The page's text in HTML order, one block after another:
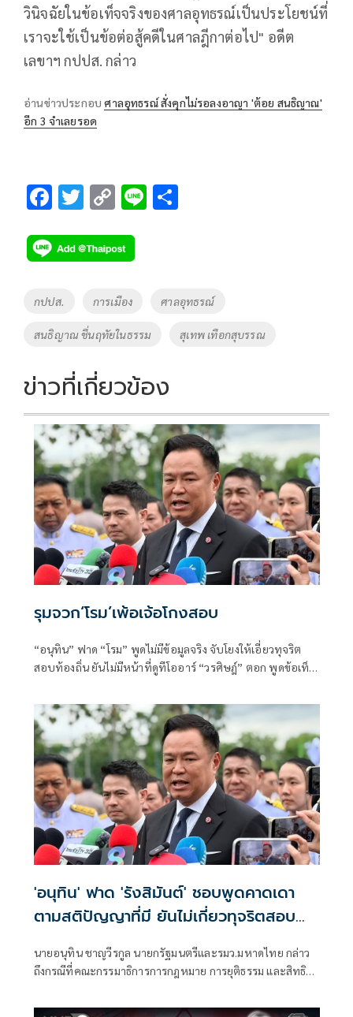
วินิจฉัยในข้อเท็จจริงของศาลอุทธรณ์เป็นประโยชน์ที่
เราจะใช้เป็นข้อต่อสู้คดีในศาลฎีกาต่อไป" อดีต
เลขาฯ กปปส. กล่าว
อ่านข่าวประกอบศาลอุทธรณ์ สั่งคุกไม่รอลงอาญา 'ต้อย สนธิญาณ'
อีก 3 จำเลยรอด
F
e
b
o
o
k
T
tt
er
C
p
y
Li
n
k
Li
Tags
กปปส. การเมือง ศาลอุทธรณ์
สนธิญาณ ชื่นฤทัยในธรรม สุเทพ เทือกสุบรรณ
ข่าวที่เกี่ยวข้อง
รุมจวก‘โรม’เพ้อเจ้อโกงสอบ
“อนุทิน” ฟาด “โรม” พูดไม่มีข้อมูลจริง จับโยงให้เอี่ยวทุจริต
สอบท้องถิ่น ยันไม่มีหน้าที่ดูทีโออาร์ “วรศิษฎ์” ตอก พูดข้อเท็จ
'อนุทิน' ฟาด 'รังสิมันต์' ชอบพูดคาดเดา
ตามสติปัญญาที่มี ยันไม่เกี่ยวทุจริตสอบ
นายอนุทิน ชาญวีรกูล นายกรัฐมนตรีและรมว.มหาดไทย กล่าว
ถึงกรณีที่คณะกรรมาธิการการกฎหมาย การยุติธรรม และสิทธิ
กรรมาธิการ มีการอ้างชื่อนายกรัฐมนตรี เข้าไปเกี่ยวข้องกับการ